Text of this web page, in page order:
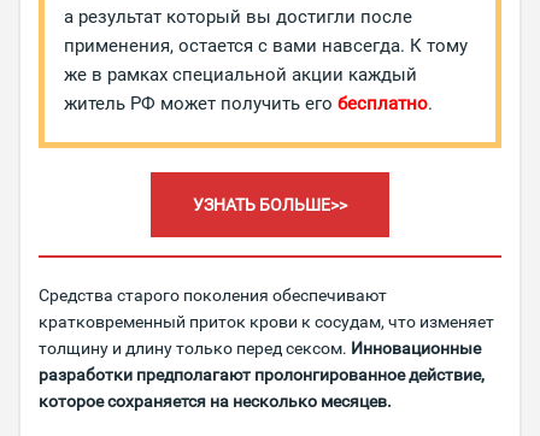
а результат который вы достигли после
применения, остается с вами навсегда. К тому
же в рамках специальной акции каждый
житель РФ может получить его бесплатно.
УЗНАТЬ БОЛЬШЕ>>
Средства старого поколения обеспечивают
кратковременный приток крови к сосудам, что изменяет
толщину и длину только перед сексом. Инновационные
разработки предполагают пролонгированное действие,
которое сохраняется на несколько месяцев.